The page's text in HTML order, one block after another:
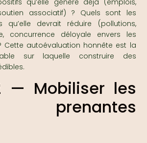
associatif) ? Quels sont les
qu’elle devrait réduire (pollutions,
concurrence déloyale envers les
Cette autoévaluation honnête est la
sur laquelle construire des
— Mobiliser les
prenantes